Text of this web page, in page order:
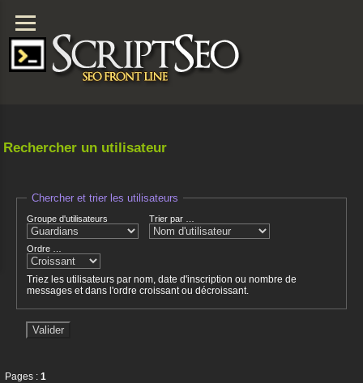
Rechercher un utilisateur
Chercher et trier les utilisateurs
Groupe d'utilisateurs Trier par …
Ordre …
Triez les utilisateurs par nom, date d'inscription ou nombre de
messages et dans l'ordre croissant ou décroissant.
Pages : 1